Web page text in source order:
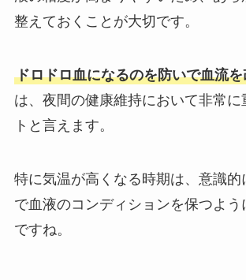
整えておくことが大切です。
ドロドロ血になるのを防いで血流
は、夜間の健康維持において非常に
トと言えます。
特に気温が高くなる時期は、意識的
で血液のコンディションを保つよう
ですね。